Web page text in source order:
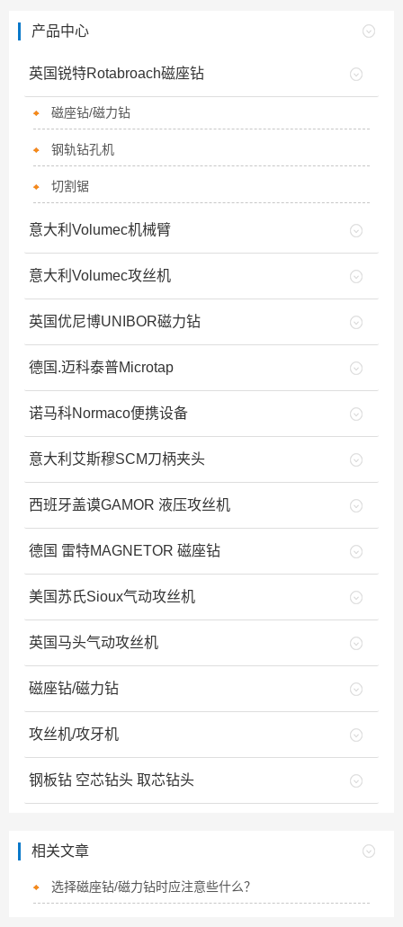
产品中心
英国锐特Rotabroach磁座钻
磁座钻/磁力钻
钢轨钻孔机
切割锯
意大利Volumec机械臂
意大利Volumec攻丝机
英国优尼博UNIBOR磁力钻
德国.迈科泰普Microtap
诺马科Normaco便携设备
意大利艾斯穆SCM刀柄夹头
西班牙盖谟GAMOR 液压攻丝机
德国 雷特MAGNETOR 磁座钻
美国苏氏Sioux气动攻丝机
英国马头气动攻丝机
磁座钻/磁力钻
攻丝机/攻牙机
钢板钻 空芯钻头 取芯钻头
相关文章
选择磁座钻/磁力钻时应注意些什么？